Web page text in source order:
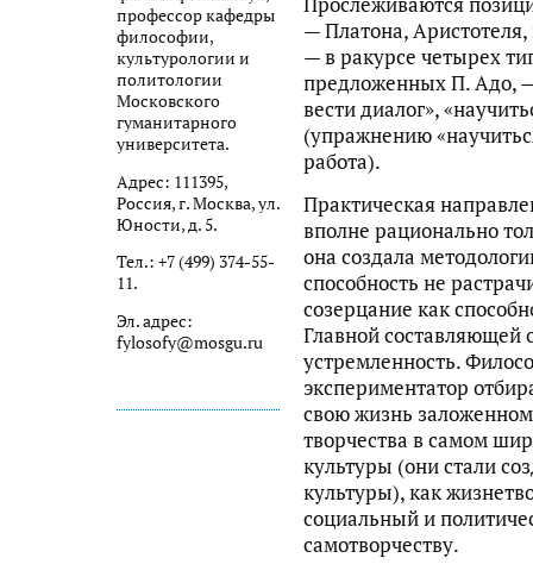
профессор кафедры
философии,
культурологии и
политологии
Московского
гуманитарного
университета.
Адрес: 111395,
Россия, г. Москва, ул.
Юности, д. 5.
Тел.: +7 (499) 374-55-
11.
Эл. адрес:
fylosofy@mosgu.ru
— Платона,
— в ракурсе четырех
предложенных П. Адо, —
вести диалог»,
(упражнению
работа).
Практическая
вполне рационально
она создала
способность не
созерцание как
Главной составляющей
устремленность.
экспериментатор
свою жизнь
творчества в самом
культуры (они стали
культуры), как
социальный и
самотворчеству.